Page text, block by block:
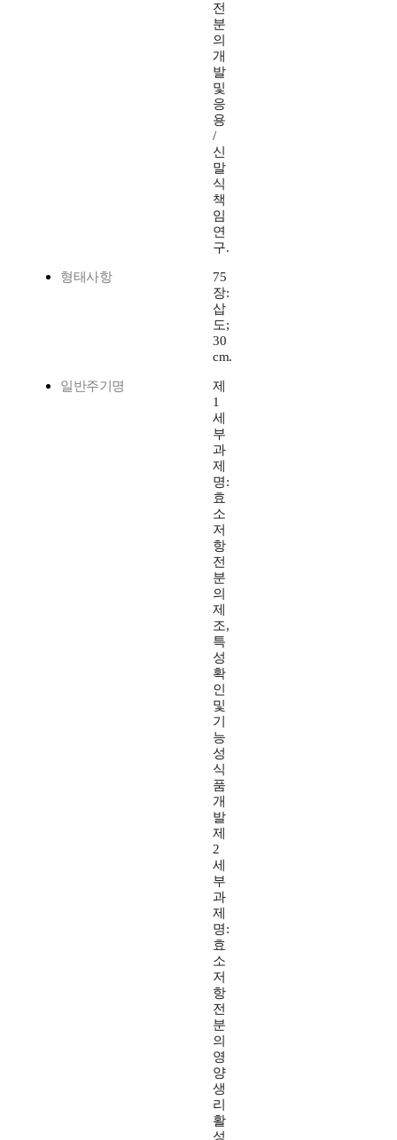
전
분
의
개
발
및
응
용
/
신
말
식
책
임
연
구.
형태사항
75
장:
삽
도;
30
cm.
일반주기명
제
1
세
부
과
제
명:
효
소
저
항
전
분
의
제
조,
특
성
확
인
및
기
능
성
식
품
개
발
제
2
세
부
과
제
명:
효
소
저
항
전
분
의
영
양
생
리
활
성